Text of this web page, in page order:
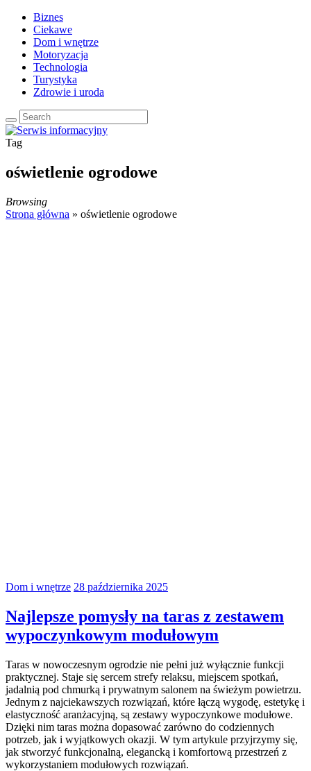
Biznes
Ciekawe
Dom i wnętrze
Motoryzacja
Technologia
Turystyka
Zdrowie i uroda
Tag
oświetlenie ogrodowe
Browsing
Strona główna » oświetlenie ogrodowe
Dom i wnętrze 28 października 2025
Najlepsze pomysły na taras z zestawem
wypoczynkowym modułowym
Taras w nowoczesnym ogrodzie nie pełni już wyłącznie funkcji
praktycznej. Staje się sercem strefy relaksu, miejscem spotkań,
jadalnią pod chmurką i prywatnym salonem na świeżym powietrzu.
Jednym z najciekawszych rozwiązań, które łączą wygodę, estetykę i
elastyczność aranżacyjną, są zestawy wypoczynkowe modułowe.
Dzięki nim taras można dopasować zarówno do codziennych
potrzeb, jak i wyjątkowych okazji. W tym artykule przyjrzymy się,
jak stworzyć funkcjonalną, elegancką i komfortową przestrzeń z
wykorzystaniem modułowych rozwiązań.